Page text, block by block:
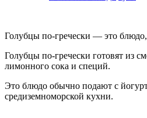
Голубцы по-гречески — это
Голубцы по-гречески готовят из
лимонного сока и специй.
Это блюдо обычно подают с
средиземноморской кухни.